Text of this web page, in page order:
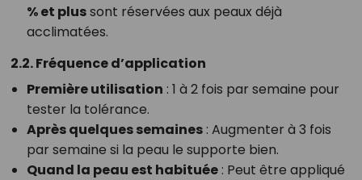
% et plussont réservées aux peaux déjà
acclimatées.
2.2. Fréquence d’application
Première utilisation : 1 à 2 fois par semaine pour
tester la tolérance.
Après quelques semaines: Augmenter à 3 fois
par semaine si la peau le supporte bien.
Quand la peau est habituée: Peut être appliqué